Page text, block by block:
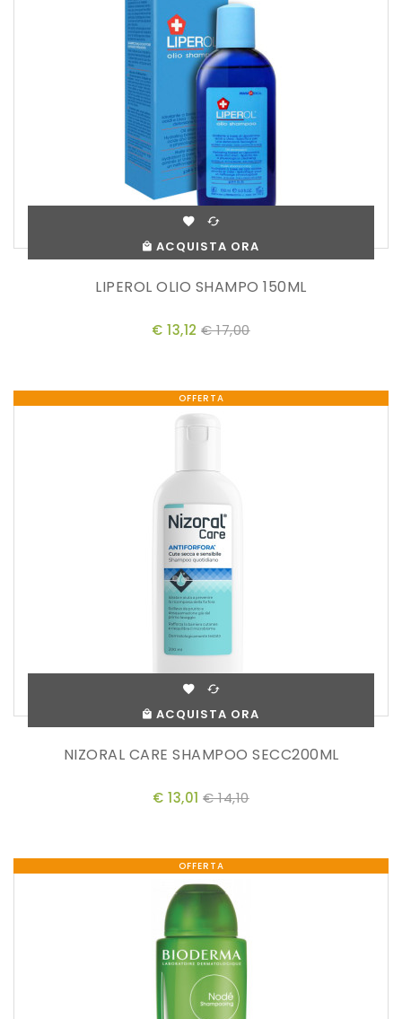
ACQUISTA ORA
LIPEROL OLIO SHAMPO 150ML
€ 13,12 € 17,00
OFFERTA
ACQUISTA ORA
NIZORAL CARE SHAMPOO SECC200ML
€ 13,01 € 14,10
OFFERTA